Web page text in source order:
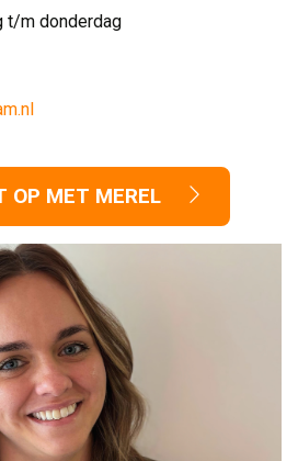
t/m donderdag
OP MET MEREL